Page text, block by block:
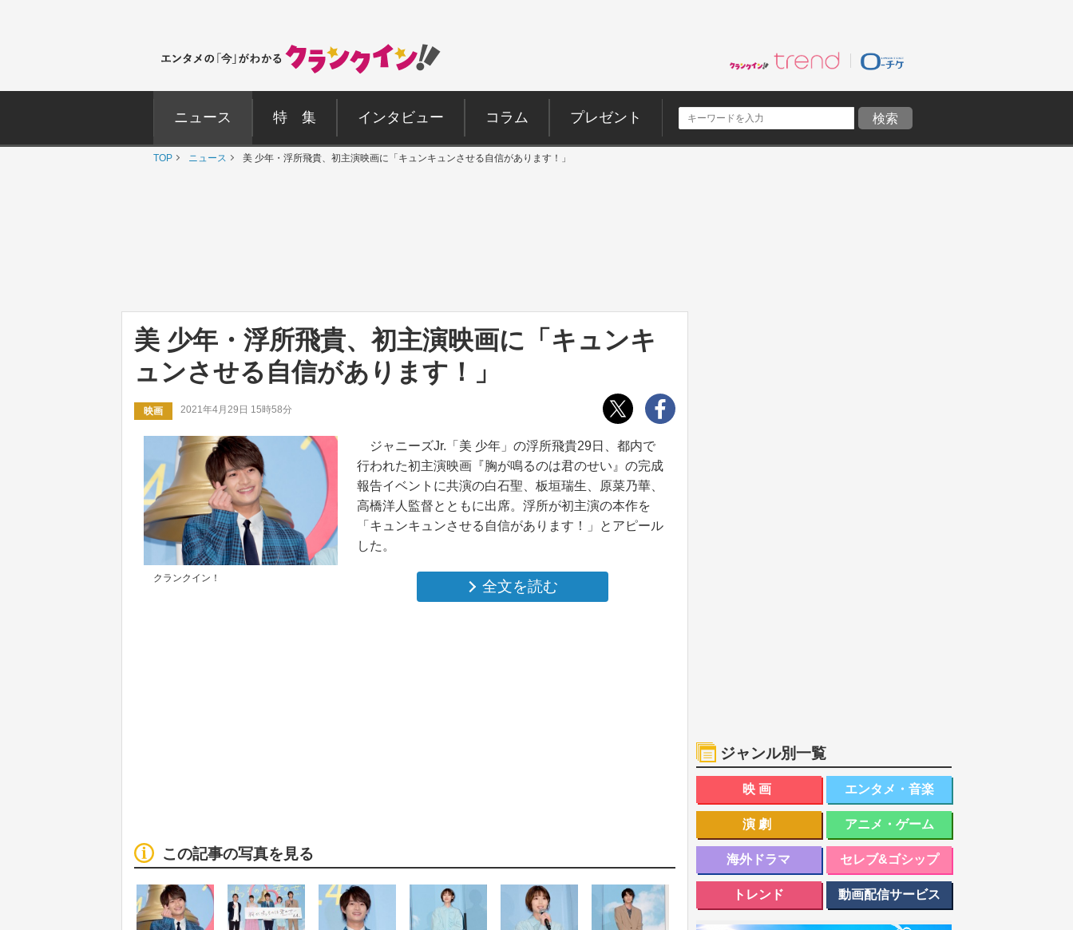
ニュース 特 集 インタビュー コラム プレゼント
TOP ニュース 美 少年・浮所飛貴、初主演映画に「キュンキュンさせる自信があります！」
美 少年・浮所飛貴、初主演映画に「キュンキ
ュンさせる自信があります！」
映画 2021年4月29日 15時58分
ジャニーズJr.「美 少年」の浮所飛貴29日、都内で
行われた初主演映画『胸が鳴るのは君のせい』の完成
報告イベントに共演の白石聖、板垣瑞生、原菜乃華、
高橋洋人監督とともに出席。浮所が初主演の本作を
「キュンキュンさせる自信があります！」とアピール
した。
全文を読む
クランクイン！
この記事の写真を見る
ジャンル別一覧
映画 エンタメ・音楽
演劇 アニメ・ゲーム
海外ドラマ セレブ&ゴシップ
トレンド 動画配信サービス